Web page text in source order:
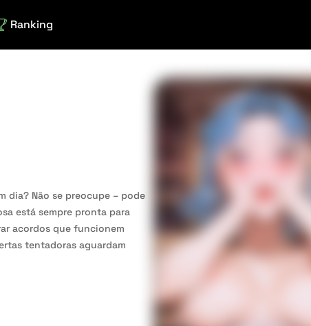
Ranking
dia? Não se preocupe – pode
está sempre pronta para
acordos que funcionem
tentadoras aguardam